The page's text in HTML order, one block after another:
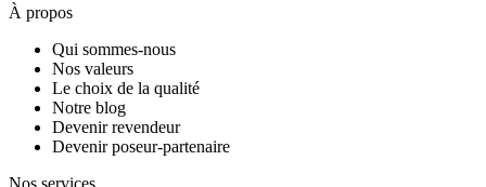
À propos
Qui sommes-nous
Nos valeurs
Le choix de la qualité
Notre blog
Devenir revendeur
Devenir poseur-partenaire
Nos services